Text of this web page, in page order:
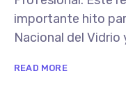
importante hito
Nacional del Vidrio
READ MORE